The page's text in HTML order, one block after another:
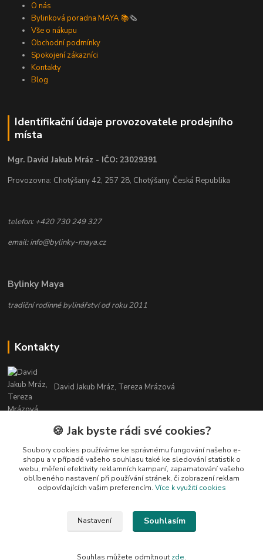
O nás
Bylinková poradna MAYA 📚🗞️
Vše o nákupu
Obchodní podmínky
Spokojení zákazníci
Kontakty
Blog
Identifikační údaje provozovatele prodejního
místa
Mgr. David Jakub Mráz - IČO: 23029391
Provozovna: Chotýšany 42, 257 28, Chotýšany, Česká Republika
telefon: +420 730 249 327
email: info@bylinky-maya.cz
Bylinky Maya
tradiční rodinné bylinářství od roku 2011
Kontakty
David Jakub Mráz, Tereza Mrázová
info@bylinky-maya.cz
je bez souhlasu kopírovat ani publikovat!
🍪 Jak byste rádi své cookies?
Soubory cookies používáme ke správnému fungování našeho e-
shopu a v případě vašeho souhlasu také ke sledování statistik o
webu, měření efektivity reklamních kampaní, zapamatování vašeho
oblíbeného nastavení při používání stránek, či zobrazení reklam
odpovídajících vašim preferencím. Více k využití cookies
Nastavení Souhlasím
Souhlas můžete odmítnout zde.